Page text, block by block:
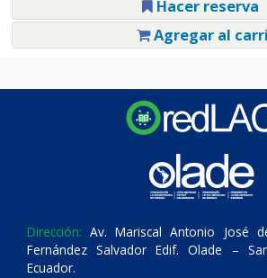
Hacer reserva
Agregar al
Dirección: Av. Mariscal Antonio José
Fernández Salvador Edif. Olade –
Ecuador.